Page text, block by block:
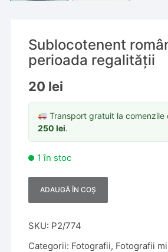
Sublocotenent
perioada regalității
20 lei
Transport gratuit la comenzile
250lei.
1 în stoc
ADAUGĂ ÎN COȘ
t
SKU: P2/774
Categorii: Fotografii, Fotografii